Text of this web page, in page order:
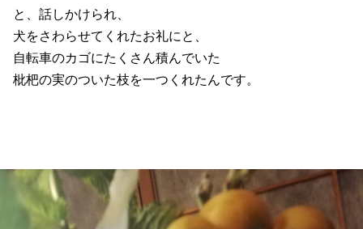
と、話しかけられ、
犬をさわらせてくれたお礼にと、
自転車のカゴにたくさん積んでいた
枇杷の実のついた枝を一つくれたんです。